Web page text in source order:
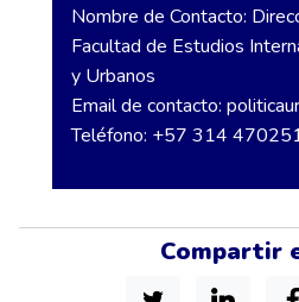
Nombre de Contacto:
Facultad de Estudios
y Urbanos
Email de contacto:
Teléfono: +57 314
Compartir